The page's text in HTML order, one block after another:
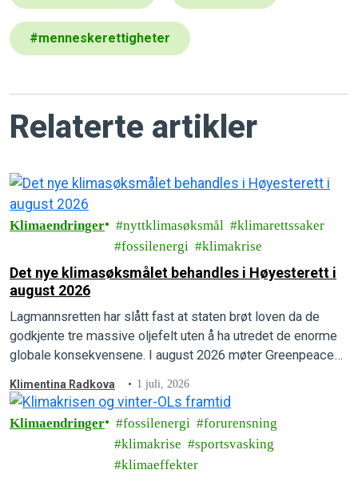
#menneskerettigheter
Relaterte artikler
Klimaendringer nyttklimasøksmål
klimarettssaker
fossilenergi
klimakrise
Det nye klimasøksmålet behandles i Høyesterett i
august 2026
Lagmannsretten har slått fast at staten brøt loven da de
godkjente tre massive oljefelt uten å ha utredet de enorme
globale konsekvensene. I august 2026 møter Greenpeace
Klimentina Radkova 1 juli, 2026
Klimaendringer fossilenergi
forurensning
klimakrise
sportsvasking
klimaeffekter